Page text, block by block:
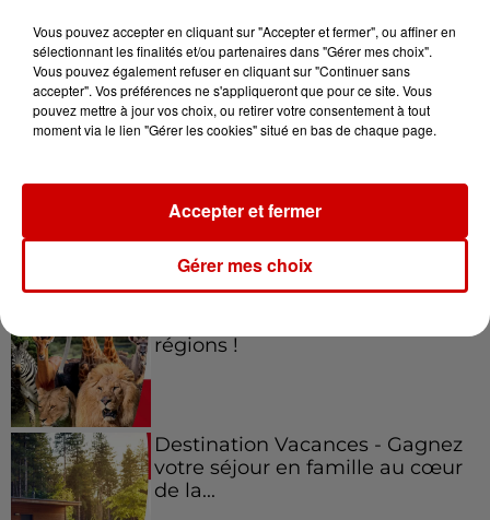
Jeux Voir plus
à Coulon !
Le Duel - Gagnez vos entrées
régions !
Destination Vacances - Gagnez
votre séjour en famille au cœur
de la...
Vous pouvez accepter en cliquant sur "Accepter et fermer", ou affiner en
sélectionnant les finalités et/ou partenaires dans "Gérer mes choix".
Vous pouvez également refuser en cliquant sur "Continuer sans
accepter". Vos préférences ne s'appliqueront que pour ce site. Vous
pouvez mettre à jour vos choix, ou retirer votre consentement à tout
moment via le lien "Gérer les cookies" situé en bas de chaque page.
Gérer mes choix
Accepter et fermer